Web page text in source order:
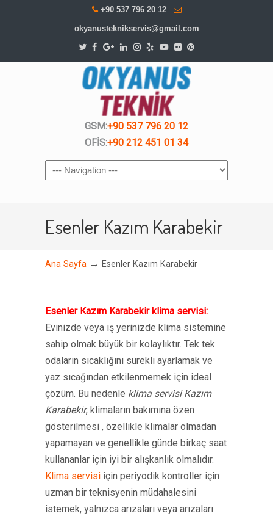
+90 537 796 20 12
okyanusteknikservis@gmail.com
GSM:+90 537 796 20 12
OFİS:+90 212 451 01 34
Navigation
Esenler Kazım Karabekir
Ana Sayfa → Esenler Kazım Karabekir
Esenler Kazım Karabekir klima servisi:
Evinizde veya iş yerinizde klima sistemine
sahip olmak büyük bir kolaylıktır. Tek tek
odaların sıcaklığını sürekli ayarlamak ve
yaz sıcağından etkilenmemek için ideal
çözüm. Bu nedenle klima servisi Kazım
Karabekir, klimaların bakımına özen
gösterilmesi , özellikle klimalar olmadan
yapamayan ve genellikle günde birkaç saat
kullananlar için iyi bir alışkanlık olmalıdır.
Klima servisi için periyodik kontroller için
uzman bir teknisyenin müdahalesini
istemek, yalnızca arızaları veya arızaları